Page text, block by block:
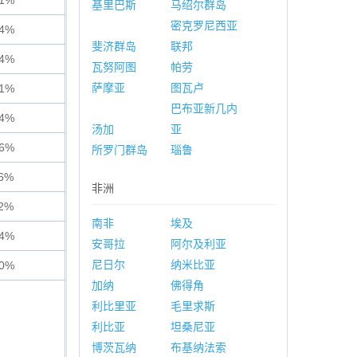
基里巴斯 马绍尔群岛
斐济群岛
密克罗尼西亚
联邦
瓦努阿图
帕劳
萨摩亚
图瓦卢
汤加
巴布亚新几内
亚
所罗门群岛
瑙鲁
非洲
南非
埃及
安哥拉
阿尔及利亚
尼日尔
纳米比亚
加纳
佛得角
利比里亚
毛里求斯
利比亚
坦桑尼亚
博茨瓦纳
布基纳法索